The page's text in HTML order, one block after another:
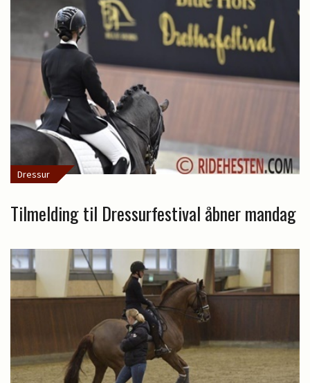
Dressur
Tilmelding til Dressurfestival åbner mandag